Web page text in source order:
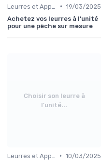
• 19/03/2025
Achetez vos leurres à l'unité
pour une pêche sur mesure
Choisir son leurre à
l'unité...
• 10/03/2025